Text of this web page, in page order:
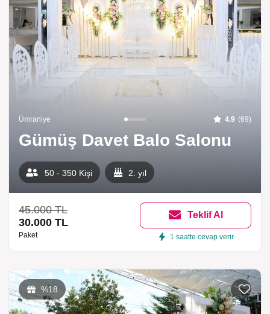
Ümraniye 4.9 (69)
Gümüş Davet Balo Salonu
50 - 350 Kişi 2. yıl
45.000 TL
30.000 TL
Paket
Teklif Al
1 saatte cevap verir
%18 Listeme